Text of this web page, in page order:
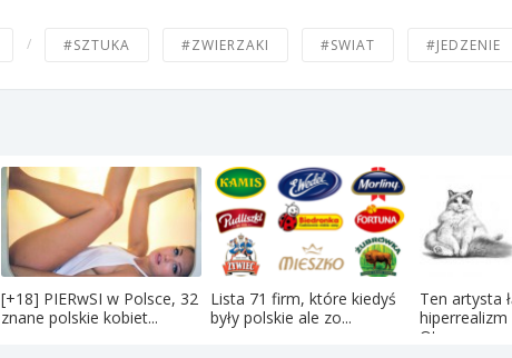
/ #SZTUKA #ZWIERZAKI #SWIAT #JEDZENIE
[+18] PIERwSI w Polsce, 32
znane polskie kobiet...
Lista 71 firm, które kiedyś
były polskie ale zo...
Ten artysta
hiperrealizm
Oto...